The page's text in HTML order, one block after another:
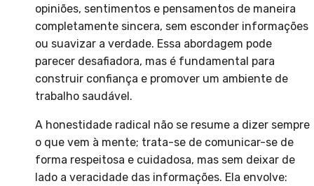
opiniões, sentimentos e pensamentos de maneira
completamente sincera, sem esconder informações
ou suavizar a verdade. Essa abordagem pode
parecer desafiadora, mas é fundamental para
construir confiança e promover um ambiente de
trabalho saudável.
A honestidade radical não se resume a dizer sempre
o que vem à mente; trata-se de comunicar-se de
forma respeitosa e cuidadosa, mas sem deixar de
lado a veracidade das informações. Ela envolve: